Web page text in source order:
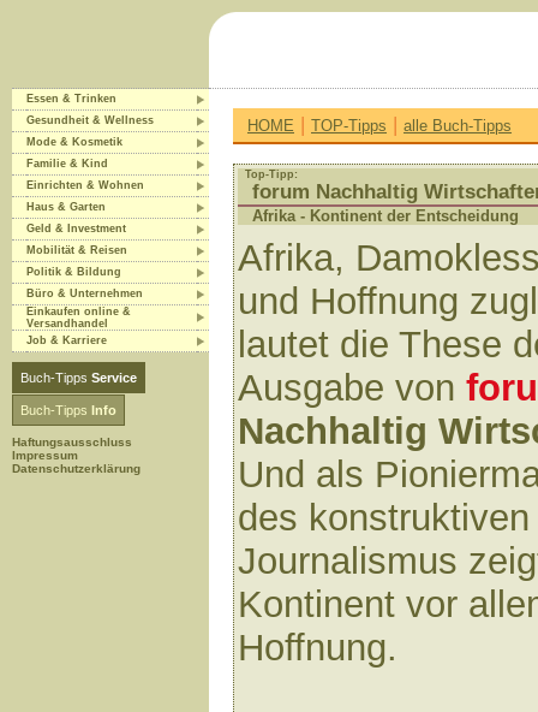
Essen & Trinken
Gesundheit & Wellness
Mode & Kosmetik
Familie & Kind
Einrichten & Wohnen
Haus & Garten
Geld & Investment
Mobilität & Reisen
Politik & Bildung
Büro & Unternehmen
Einkaufen online &
Versandhandel
Job & Karriere
Buch-Tipps Service
Buch-Tipps Info
Haftungsausschluss
Impressum
Datenschutzerklärung
HOME | TOP-Tipps | alle Buch-Tipps
Top-Tipp:
forum Nachhaltig
Afrika - Kontinent der Entscheidung
Afrika,
und Hoffnung
lautet die These
Ausgabe von
Nachhaltig
Und als
des konstruktiven
Journalismus
Kontinent vor
Hoffnung.